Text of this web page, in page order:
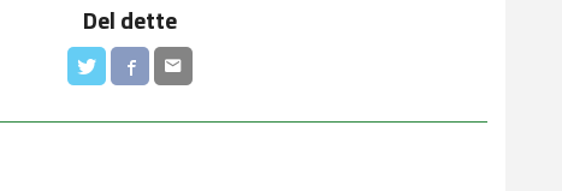
Del dette